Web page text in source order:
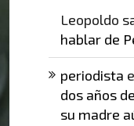
Leopoldo
hablar de
periodista
dos años
su madre